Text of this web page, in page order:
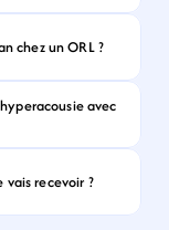
chez un ORL ?
avec
recevoir ?